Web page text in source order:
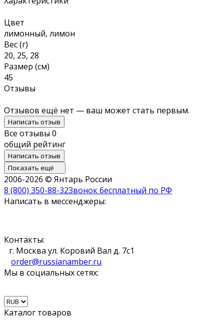
Цвет
лимонный, лимон
Вес (г)
20, 25, 28
Размер (см)
45
Отзывы
Отзывов ещё нет — ваш может стать первым.
Написать отзыв
Все отзывы 0
общий рейтинг
Написать отзыв
Показать ещё
2006-2026 © Янтарь России
8 (800) 350-88-32Звонок бесплатный по РФ
Написать в мессенджеры:
Контакты:
г. Москва ул. Коровий Вал д. 7с1
order@russianamber.ru
Мы в социальных сетях:
Каталог товаров